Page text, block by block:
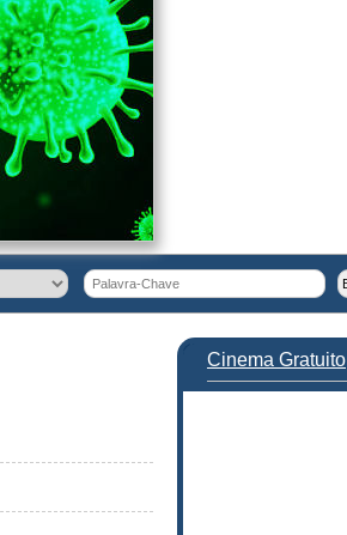
Cinema Gratuito